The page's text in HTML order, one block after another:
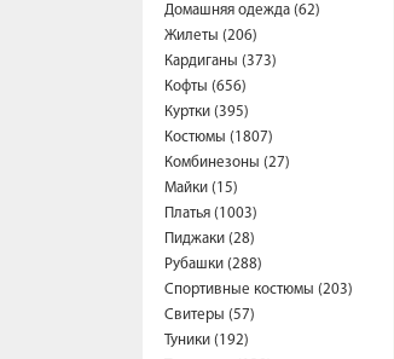
Домашняя одежда (62)
Жилеты (206)
Кардиганы (373)
Кофты (656)
Куртки (395)
Костюмы (1807)
Комбинезоны (27)
Майки (15)
Платья (1003)
Пиджаки (28)
Рубашки (288)
Спортивные костюмы (203)
Свитеры (57)
Туники (192)